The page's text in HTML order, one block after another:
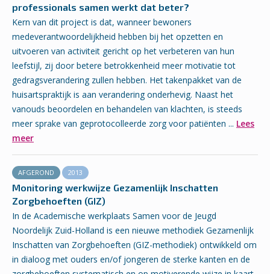
professionals samen werkt dat beter?
Kern van dit project is dat, wanneer bewoners
medeverantwoordelijkheid hebben bij het opzetten en
uitvoeren van activiteit gericht op het verbeteren van hun
leefstijl, zij door betere betrokkenheid meer motivatie tot
gedragsverandering zullen hebben. Het takenpakket van de
huisartspraktijk is aan verandering onderhevig. Naast het
vanouds beoordelen en behandelen van klachten, is steeds
meer sprake van geprotocolleerde zorg voor patiënten ... Lees
meer
AFGEROND 2013
Monitoring werkwijze Gezamenlijk Inschatten
Zorgbehoeften (GIZ)
In de Academische werkplaats Samen voor de Jeugd
Noordelijk Zuid-Holland is een nieuwe methodiek Gezamenlijk
Inschatten van Zorgbehoeften (GIZ-methodiek) ontwikkeld om
in dialoog met ouders en/of jongeren de sterke kanten en de